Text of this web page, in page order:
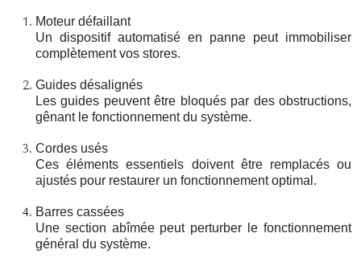
Moteur défaillant
Un dispositif automatisé en panne peut immobiliser
complètement vos stores.
Guides désalignés
Les guides peuvent être bloqués par des obstructions,
gênant le fonctionnement du système.
Cordes usés
Ces éléments essentiels doivent être remplacés ou
ajustés pour restaurer un fonctionnement optimal.
Barres cassées
Une section abîmée peut perturber le fonctionnement
général du système.